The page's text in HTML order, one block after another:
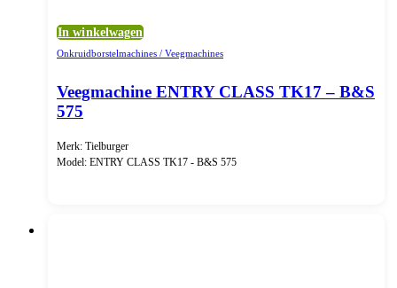
In winkelwagen
Onkruidborstelmachines / Veegmachines
Veegmachine ENTRY CLASS TK17 – B&S
575
Merk: Tielburger
Model: ENTRY CLASS TK17 - B&S 575